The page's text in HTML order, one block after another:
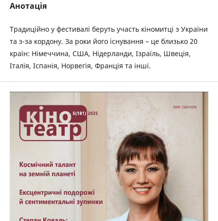
Анотація
Традиційно у фестивалі беруть участь кіномитці з України
та з-за кордону. За роки його існування – це близько 20
країн: Німеччина, США, Нідерланди, Ізраїль, Швеція,
Італія, Іспанія, Норвегія, Франція та інші.